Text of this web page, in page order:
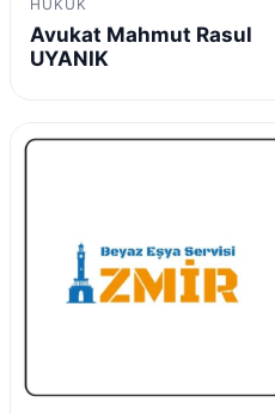
HUKUK
Avukat Mahmut Rasul
UYANIK